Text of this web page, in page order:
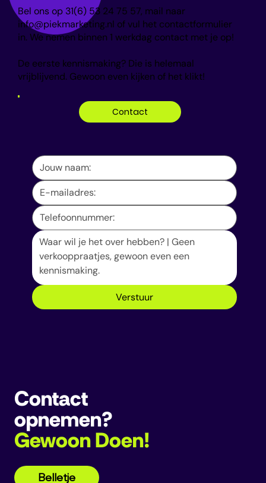
Bel ons op 31(6) 53 24 75 57, mail naar
info@piekmarketing.nl of vul het contactformulier
in. We nemen binnen 1 werkdag contact met je op!
De eerste kennismaking? Die is helemaal
vrijblijvend. Gewoon even kijken of het klikt!
Contact
Verstuur
Contact
opnemen?
Gewoon Doen!
Belletje